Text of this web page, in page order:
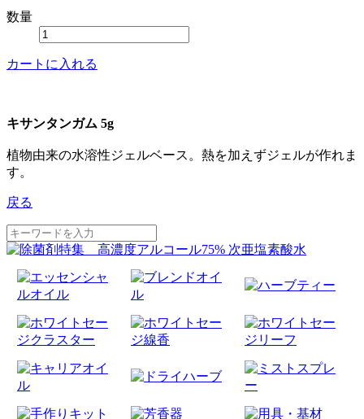
数量
カートに入れる
キサンタンガム 5g
植物由来の水溶性ジェルベース。熱を加えずジェルが作れま
す。
戻る